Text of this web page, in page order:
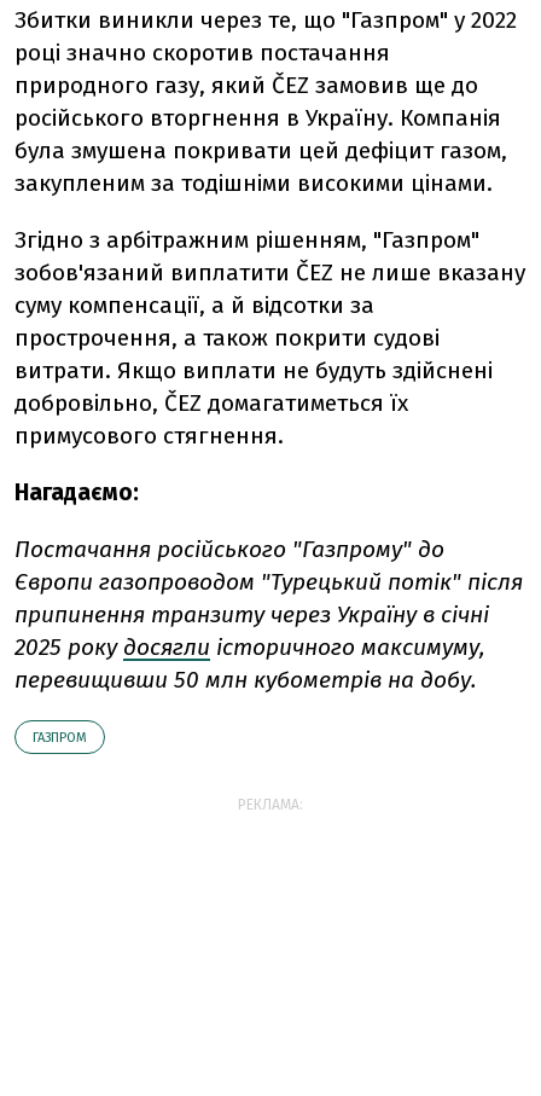
Збитки виникли через те, що "Газпром" у 2022
році значно скоротив постачання
природного газу, який ČEZ замовив ще до
російського вторгнення в Україну. Компанія
була змушена покривати цей дефіцит газом,
закупленим за тодішніми високими цінами.
Згідно з арбітражним рішенням, "Газпром"
зобов'язаний виплатити ČEZ не лише вказану
суму компенсації, а й відсотки за
прострочення, а також покрити судові
витрати. Якщо виплати не будуть здійснені
добровільно, ČEZ домагатиметься їх
примусового стягнення.
Нагадаємо:
Постачання російського "Газпрому" до
Європи газопроводом "Турецький потік" після
припинення транзиту через Україну в січні
2025 року досягли історичного максимуму,
перевищивши 50 млн кубометрів на добу.
ГАЗПРОМ
РЕКЛАМА: